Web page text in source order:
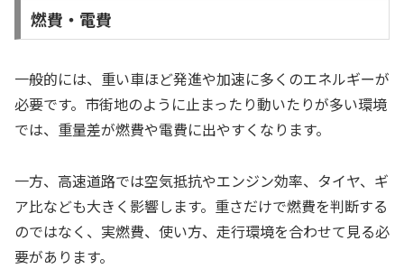
燃費・電費
一般的には、重い車ほど発進や加速に多くのエネルギーが
必要です。市街地のように止まったり動いたりが多い環境
では、重量差が燃費や電費に出やすくなります。
一方、高速道路では空気抵抗やエンジン効率、タイヤ、ギ
ア比なども大きく影響します。重さだけで燃費を判断する
のではなく、実燃費、使い方、走行環境を合わせて見る必
要があります。